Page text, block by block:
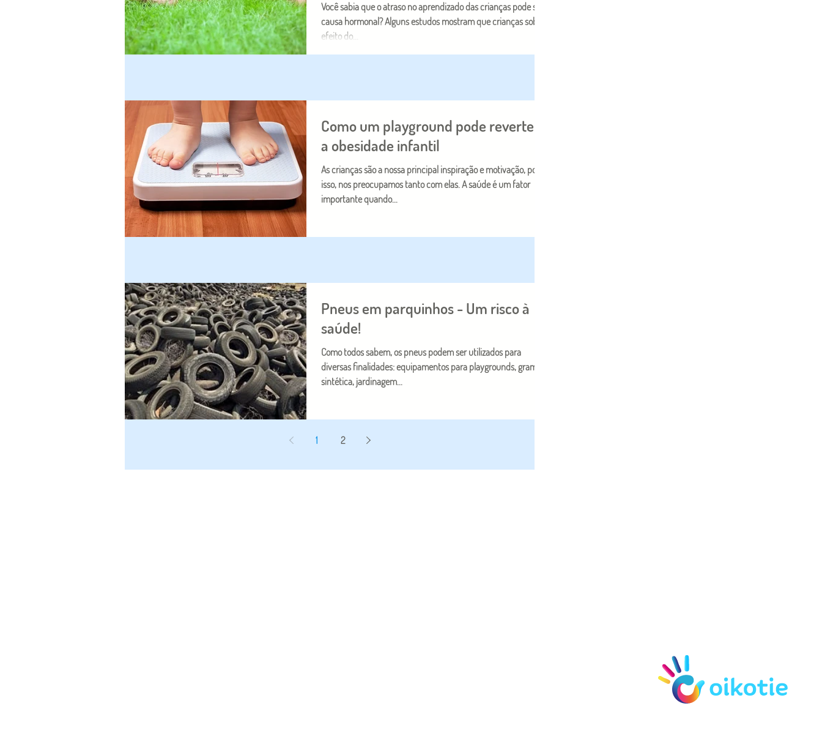
Você sabia que o atraso no aprendizado das crianças pode ser
causa hormonal? Alguns estudos mostram que crianças sob o
efeito do...
Como um playground pode reverter
a obesidade infantil
As crianças são a nossa principal inspiração e motivação, por
isso, nos preocupamos tanto com elas. A saúde é um fator
importante quando...
Pneus em parquinhos - Um risco à
saúde!
Como todos sabem, os pneus podem ser utilizados para
diversas finalidades: equipamentos para playgrounds, grama
sintética, jardinagem...
1 2